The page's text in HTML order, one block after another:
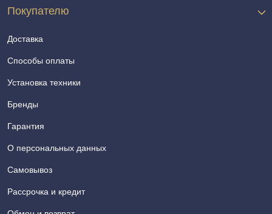
Покупателю
Доставка
Способы оплаты
Установка техники
Бренды
Гарантия
О персональных данных
Самовывоз
Рассрочка и кредит